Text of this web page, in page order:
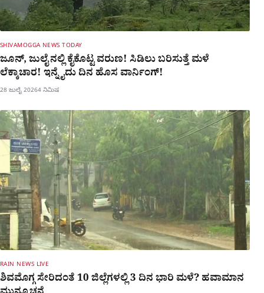
SHIVAMOGGA NEWS TODAY
ಜೂನ್​, ಜುಲೈ ನಲ್ಲಿ ಕೈಕೊಟ್ಟ ವರುಣ! ಸಿಡಿಲು ಬರಿಸುತ್ತೆ ಮಳೆ
ಲೆಕ್ಕಾಚಾರ! ಇನ್ನೈದು ದಿನ ಹೊಸ ವಾರ್ನಿಂಗ್!
28 ಜುಲೈ 20264 ನಿಮಿಷ
RAIN NEWS LIVE
ಶಿವಮೊಗ್ಗ ಸೇರಿದಂತೆ 10 ಜಿಲ್ಲೆಗಳಲ್ಲಿ 3 ದಿನ ಭಾರಿ ಮಳೆ? ಹವಾಮಾನ